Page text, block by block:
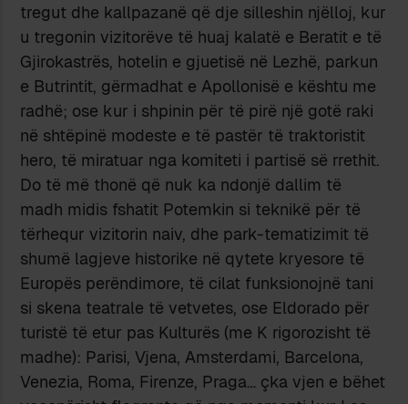
tregut dhe kallpazanë që dje silleshin njëlloj, kur
u tregonin vizitorëve të huaj kalatë e Beratit e të
Gjirokastrës, hotelin e gjuetisë në Lezhë, parkun
e Butrintit, gërmadhat e Apollonisë e kështu me
radhë; ose kur i shpinin për të pirë një gotë raki
në shtëpinë modeste e të pastër të traktoristit
hero, të miratuar nga komiteti i partisë së rrethit.
Do të më thonë që nuk ka ndonjë dallim të
madh midis fshatit Potemkin si teknikë për të
tërhequr vizitorin naiv, dhe park-tematizimit të
shumë lagjeve historike në qytete kryesore të
Europës perëndimore, të cilat funksionojnë tani
si skena teatrale të vetvetes, ose Eldorado për
turistë të etur pas Kulturës (me K rigorozisht të
madhe): Parisi, Vjena, Amsterdami, Barcelona,
Venezia, Roma, Firenze, Praga… çka vjen e bëhet